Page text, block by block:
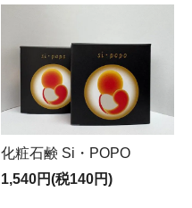
化粧石鹸 Si・POPO
1,540円(税140円)